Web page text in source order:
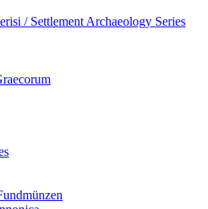
/ Settlement Archaeology Series